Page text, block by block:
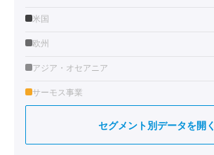
米国
欧州
アジア・オセアニア
サーモス事業
セグメント別データを開く